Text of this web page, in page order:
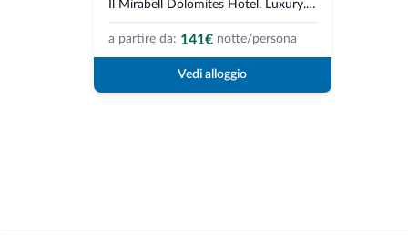
Il Mirabell Dolomites Hotel. Luxury. Ayurveda & Spa è un accogliente ho...
a partire da: 141€ notte/persona
Vedi alloggio